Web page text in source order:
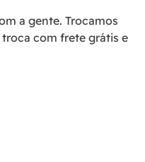
a gente. Trocamos
com frete grátis e